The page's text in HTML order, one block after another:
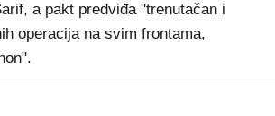
a pakt predviđa "trenutačan i
operacija na svim frontama,